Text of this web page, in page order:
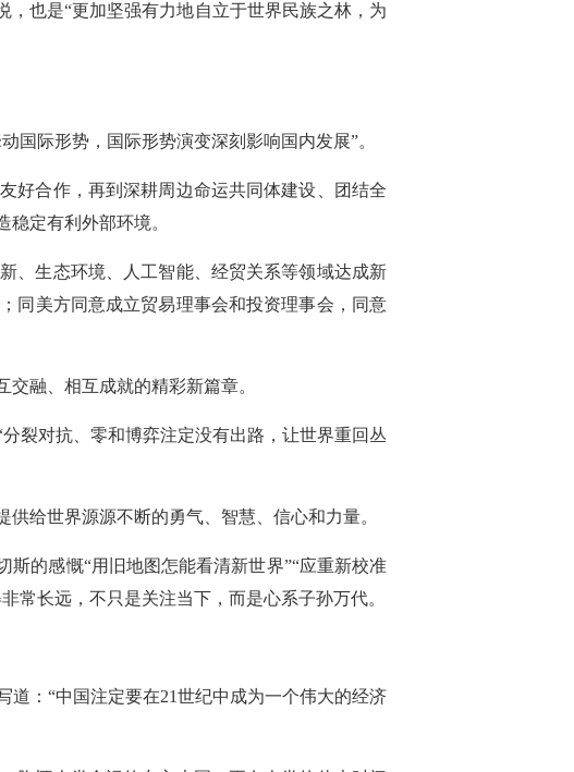
也是“更加坚强有力地自立于世界民族之林，为
国际形势，国际形势演变深刻影响国内发展”。
好合作，再到深耕周边命运共同体建设、团结全
定有利外部环境。
、生态环境、人工智能、经贸关系等领域达成新
同美方同意成立贸易理事会和投资理事会，同意
融、相互成就的精彩新篇章。
裂对抗、零和博弈注定没有出路，让世界重回丛
给世界源源不断的勇气、智慧、信心和力量。
斯的感慨“用旧地图怎能看清新世界”“应重新校准
常长远，不只是关注当下，而是心系子孙万代。
：“中国注定要在21世纪中成为一个伟大的经济